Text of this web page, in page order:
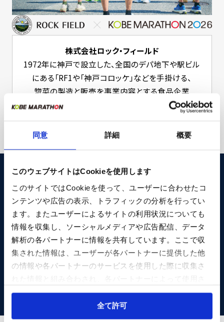
同意 詳細 概要
このウェブサイトはCookieを使用します
このサイトではCookieを使って、ユーザーに合わせたコ
ンテンツや広告の表示、トラフィックの分析を行ってい
ます。またユーザーによるサイトの利用状況についても
情報を収集し、ソーシャルメディアや広告配信、データ
解析の各パートナーに情報を共有しています。ここで収
集された情報は、ユーザーが各パートナーに提供した他
の情報や各パートナーのサービスを使用した際に収集さ
れることがあります。
Cookieを許可しない場合、ウェブサイト上のすべての機
能やコンテンツに完全にアクセスできなくなる可能性が
全て許可
株式会社ロック・フィールド
1972年に神戸で設立した、全国のデパ地下や駅ビル
にある「RF1や「神戸コロッケ」などを手掛ける、
惣菜の製造と販売を事業内容とする食品企業
株式会社ロック・フィールド公式サイト
ご希望の方への郵送は行っていません。
インターネットからダウンロードしてください。
ランナー募集パンフレット（PDF）
ボランティア募集パンフレット（PDF）